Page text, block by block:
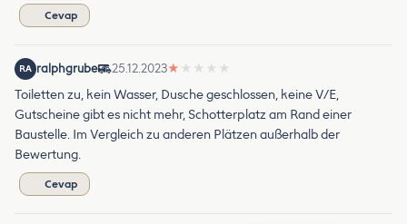
Cevap
RA ralphgrube 25.12.2023★ ★ ★ ★ ★
Toiletten zu, kein Wasser, Dusche geschlossen, keine V/E,
Gutscheine gibt es nicht mehr, Schotterplatz am Rand einer
Baustelle. Im Vergleich zu anderen Plätzen außerhalb der
Bewertung.
Cevap